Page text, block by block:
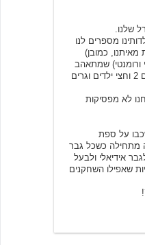
שלנו.
מספרים לנו
כמובן)
ורומנטי) שמתאהב
בה והיא בו, והם מתחתנים, מולידים 2 וחצי ילדים וגרים
לא מפסיקות
על ספת
מתחילה כשכל גבר
אידיאלי ולבעל
שאפילו השחקנים